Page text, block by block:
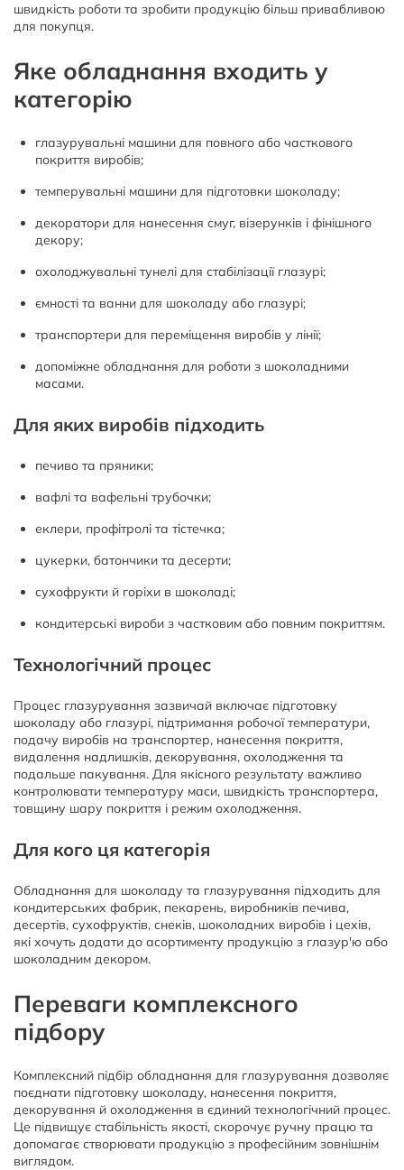
швидкість роботи та зробити продукцію більш привабливою
для покупця.
Яке обладнання входить у
категорію
глазурувальні машини для повного або часткового
покриття виробів;
темперувальні машини для підготовки шоколаду;
декоратори для нанесення смуг, візерунків і фінішного
декору;
охолоджувальні тунелі для стабілізації глазурі;
ємності та ванни для шоколаду або глазурі;
транспортери для переміщення виробів у лінії;
допоміжне обладнання для роботи з шоколадними
масами.
Для яких виробів підходить
печиво та пряники;
вафлі та вафельні трубочки;
еклери, профітролі та тістечка;
цукерки, батончики та десерти;
сухофрукти й горіхи в шоколаді;
кондитерські вироби з частковим або повним покриттям.
Технологічний процес
Процес глазурування зазвичай включає підготовку
шоколаду або глазурі, підтримання робочої температури,
подачу виробів на транспортер, нанесення покриття,
видалення надлишків, декорування, охолодження та
подальше пакування. Для якісного результату важливо
контролювати температуру маси, швидкість транспортера,
товщину шару покриття і режим охолодження.
Для кого ця категорія
Обладнання для шоколаду та глазурування підходить для
кондитерських фабрик, пекарень, виробників печива,
десертів, сухофруктів, снеків, шоколадних виробів і цехів,
які хочуть додати до асортименту продукцію з глазур'ю або
шоколадним декором.
Переваги комплексного
підбору
Комплексний підбір обладнання для глазурування дозволяє
поєднати підготовку шоколаду, нанесення покриття,
декорування й охолодження в єдиний технологічний процес.
Це підвищує стабільність якості, скорочує ручну працю та
допомагає створювати продукцію з професійним зовнішнім
виглядом.